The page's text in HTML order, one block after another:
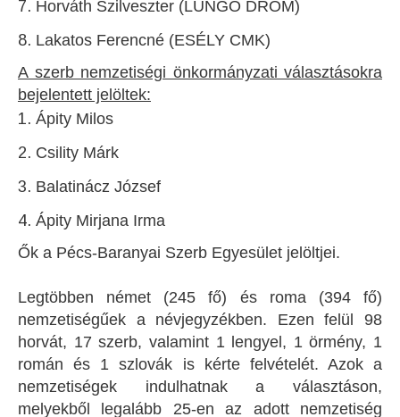
Horváth Szilveszter (LUNGO DROM)
Lakatos Ferencné (ESÉLY CMK)
A szerb nemzetiségi önkormányzati választásokra
bejelentett jelöltek:
Ápity Milos
Csility Márk
Balatinácz József
Ápity Mirjana Irma
Ők a Pécs-Baranyai Szerb Egyesület jelöltjei.
Legtöbben német (245 fő) és roma (394 fő)
nemzetiségűek a névjegyzékben. Ezen felül 98
horvát, 17 szerb, valamint 1 lengyel, 1 örmény, 1
román és 1 szlovák is kérte felvételét. Azok a
nemzetiségek indulhatnak a választáson,
melyekből legalább 25-en az adott nemzetiség